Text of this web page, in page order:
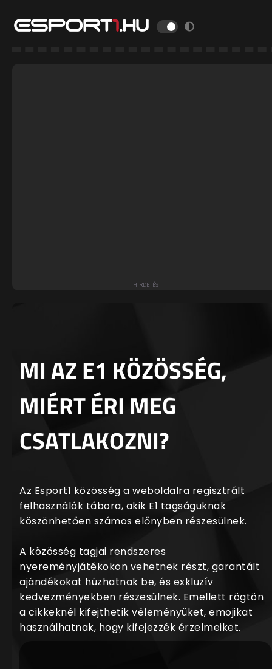
MI AZ E1 KÖZÖSSÉG,
MIÉRT ÉRI MEG
CSATLAKOZNI?
Az Esport1 közösség a weboldalra regisztrált
felhasználók tábora, akik E1 tagságuknak
köszönhetően számos előnyben részesülnek.
A közösség tagjai rendszeres
nyereményjátékokon vehetnek részt, garantált
ajándékokat húzhatnak be, és exkluzív
kedvezményekben részesülnek. Emellett rögtön
a cikkeknél kifejthetik véleményüket, emojikat
használhatnak, hogy kifejezzék érzelmeiket.